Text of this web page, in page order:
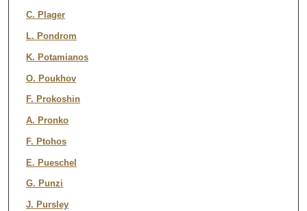
C. Plager
L. Pondrom
K. Potamianos
O. Poukhov
F. Prokoshin
A. Pronko
F. Ptohos
E. Pueschel
G. Punzi
J. Pursley